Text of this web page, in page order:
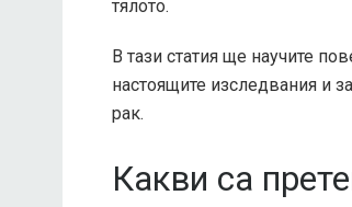
тялото.
В тази статия ще научите
настоящите изследвания и
рак.
Какви са